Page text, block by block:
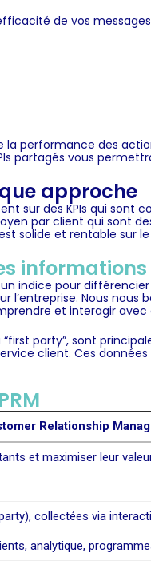
de vos
performance des
partagés vous
approche
sur des KPIs qui sont
par client qui sont
solide et rentable sur
informations
indice pour différencier
Nous nous
et interagir avec
party”, sont
client. Ces
Relationship
et maximiser leur
collectées via
analytique,